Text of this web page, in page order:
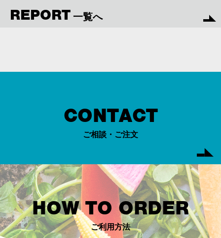
REPORT 一覧へ
CONTACT
ご相談・ご注文
HOW TO ORDER
ご利用方法